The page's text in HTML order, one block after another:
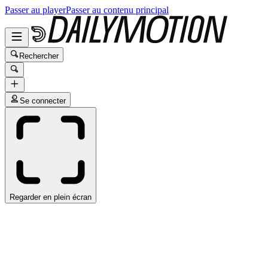
Passer au playerPasser au contenu principal
Rechercher
Se connecter
Regarder en plein écran